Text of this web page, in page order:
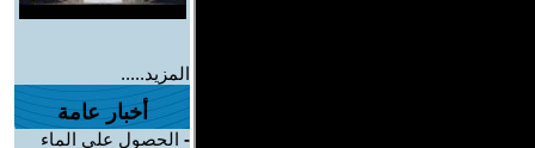
المزيد.....
أخبار عامة
- الحصول على الماء